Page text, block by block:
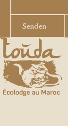
Senden
Senden
Footer